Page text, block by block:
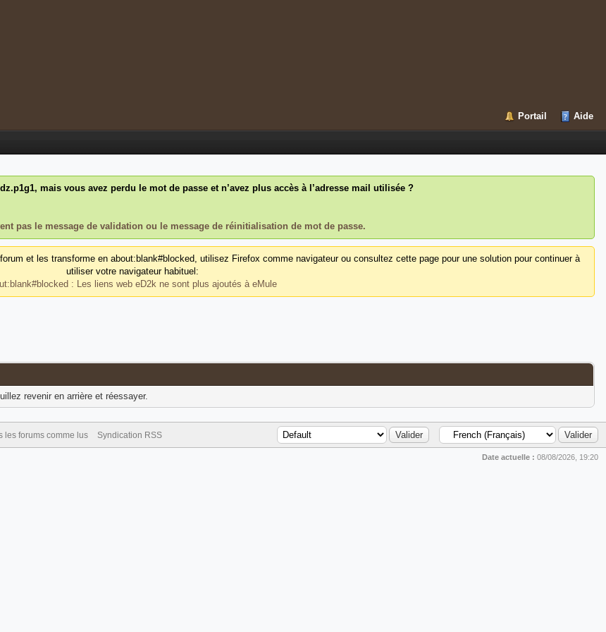
Portail Aide
mais vous avez perdu le mot de passe et n’avez plus accès à l’adresse mail utilisée ?
pas le message de validation ou le message de réinitialisation de mot de passe.
et les transforme en about:blank#blocked, utilisez Firefox comme navigateur ou consultez cette page pour une solution pour continuer à
utiliser votre navigateur habituel:
: Les liens web eD2k ne sont plus ajoutés à eMule
revenir en arrière et réessayer.
les forums comme lus Syndication RSS
Date actuelle : 08/08/2026, 19:20